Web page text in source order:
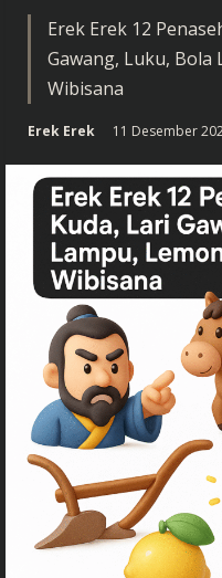
Erek Erek 12
Gawang, Luku, Bola
Wibisana
Erek Erek 11 Desember